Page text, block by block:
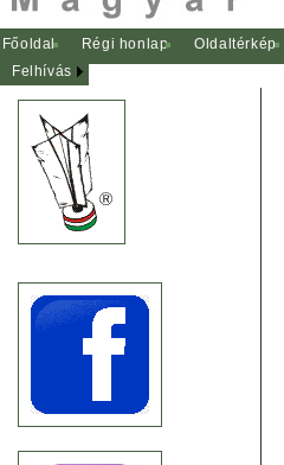
Főoldal Régi honlap Oldaltérkép
Felhívás